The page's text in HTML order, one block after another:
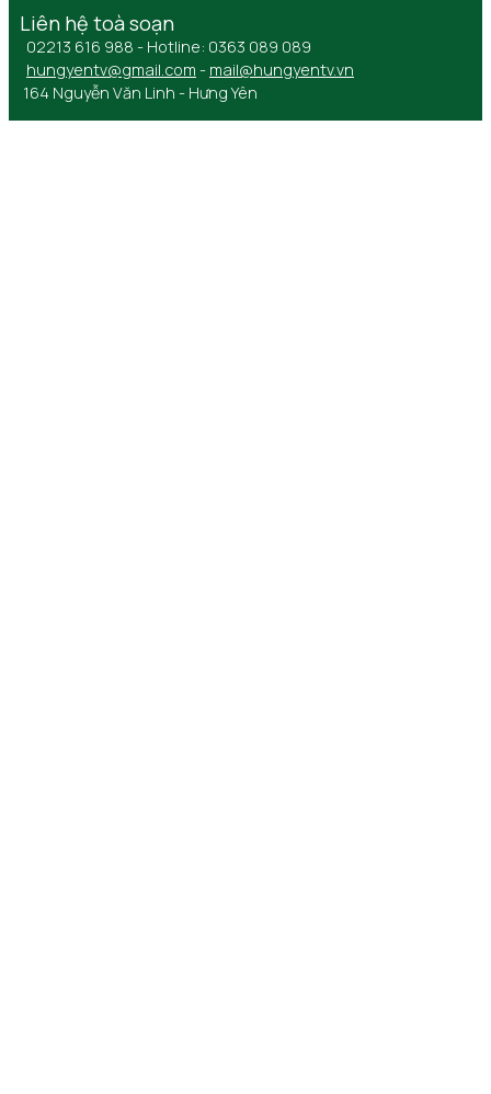
Liên hệ toà soạn
02213 616 988 - Hotline: 0363 089 089
hungyentv@gmail.com - mail@hungyentv.vn
164 Nguyễn Văn Linh - Hưng Yên